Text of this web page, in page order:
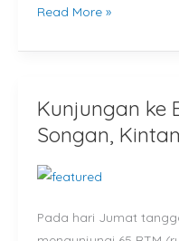
Read More »
Kunjungan ke
Songan,
Pada hari Jumat
Kunjungan
ke
Bukit
Songan,